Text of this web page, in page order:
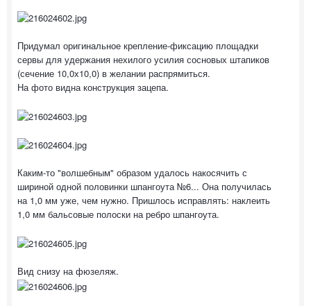
Придумал оригинальное крепление-фиксацию площадки
сервы для удержания нехилого усилия сосновых штапиков
(сечение 10,0х10,0) в желании распрямиться.
На фото видна конструкция зацепа.
Каким-то "волшебным" образом удалось накосячить с
шириной одной половинки шпангоута №6... Она получилась
на 1,0 мм уже, чем нужно. Пришлось исправлять: наклеить
1,0 мм бальсовые полоски на ребро шпангоута.
Вид снизу на фюзеляж.